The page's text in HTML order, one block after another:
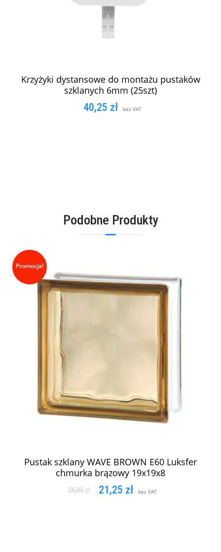
Krzyżyki dystansowe do montażu pustaków
szklanych 6mm (25szt)
40,25 zł bez VAT
Podobne Produkty
Promocja!
Pustak szklany WAVE BROWN E60 Luksfer
chmurka brązowy 19x19x8
26,05zł 21,25 zł bez VAT